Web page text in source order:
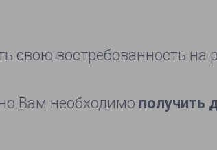
свою востребованность на
Вам необходимо получить